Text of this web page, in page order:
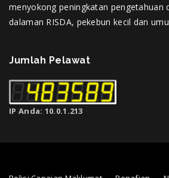
menyokong peningkatan pengetahuan
dalaman RISDA, pekebun kecil dan
Jumlah Pelawat
IP Anda: 10.0.1.213